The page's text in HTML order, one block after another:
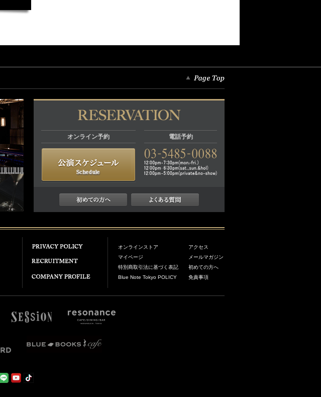
オンライン予約 電話予約
オンラインストア
マイページ
特別商取引法に基づく表記
Blue Note Tokyo POLICY
アクセス
メールマガジン
初めての方へ
免責事項